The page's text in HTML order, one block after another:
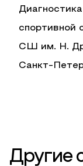
спортивной
СШ им. Н.
Санкт-
Другие